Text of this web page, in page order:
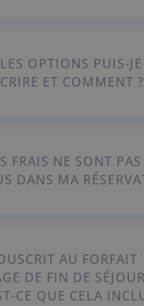
OPTIONS PUIS-JE
ET COMMENT ?
FRAIS NE SONT PAS
DANS MA
AU FORFAIT
DE FIN DE
CE QUE CELA